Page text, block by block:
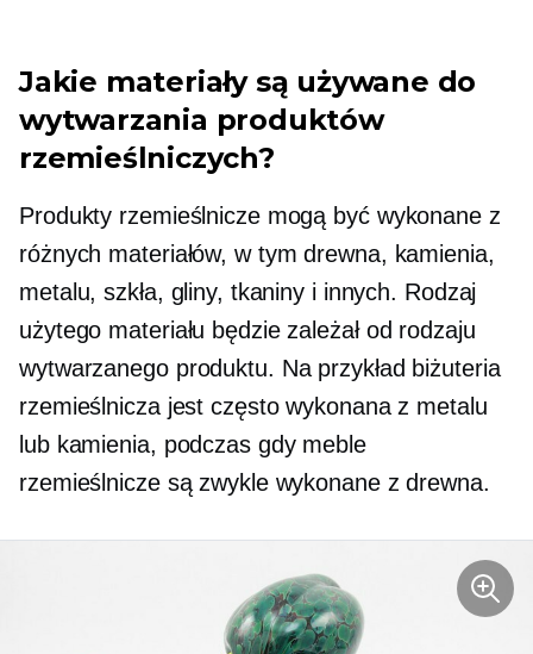
Jakie materiały są używane do
wytwarzania produktów
rzemieślniczych?
Produkty rzemieślnicze mogą być wykonane z
różnych materiałów, w tym drewna, kamienia,
metalu, szkła, gliny, tkaniny i innych. Rodzaj
użytego materiału będzie zależał od rodzaju
wytwarzanego produktu. Na przykład biżuteria
rzemieślnicza jest często wykonana z metalu
lub kamienia, podczas gdy meble
rzemieślnicze są zwykle wykonane z drewna.